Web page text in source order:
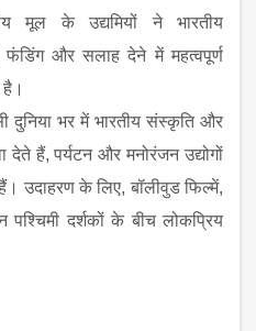
मूल के उद्यमियों ने भारतीय
फंडिंग और सलाह देने में महत्वपूर्ण
है।
दुनिया भर में भारतीय संस्कृति और
देते हैं, पर्यटन और मनोरंजन उद्योगों
उदाहरण के लिए, बॉलीवुड फिल्में,
पश्चिमी दर्शकों के बीच लोकप्रिय